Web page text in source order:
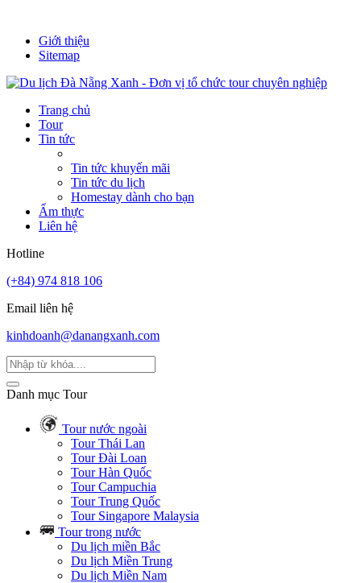
Giới thiệu
Sitemap
Trang chủ
Tour
Tin tức
Tin tức khuyến mãi
Tin tức du lịch
Homestay dành cho bạn
Ẩm thực
Liên hệ
Hotline
(+84) 974 818 106
Email liên hệ
kinhdoanh@danangxanh.com
Danh mục Tour
Tour nước ngoài
Tour Thái Lan
Tour Đài Loan
Tour Hàn Quốc
Tour Campuchia
Tour Trung Quốc
Tour Singapore Malaysia
Tour trong nước
Du lịch miền Bắc
Du lịch Miền Trung
Du lịch Miền Nam